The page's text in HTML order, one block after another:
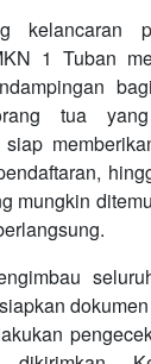
kelancaran
1 Tuban
tua yang
mungkin